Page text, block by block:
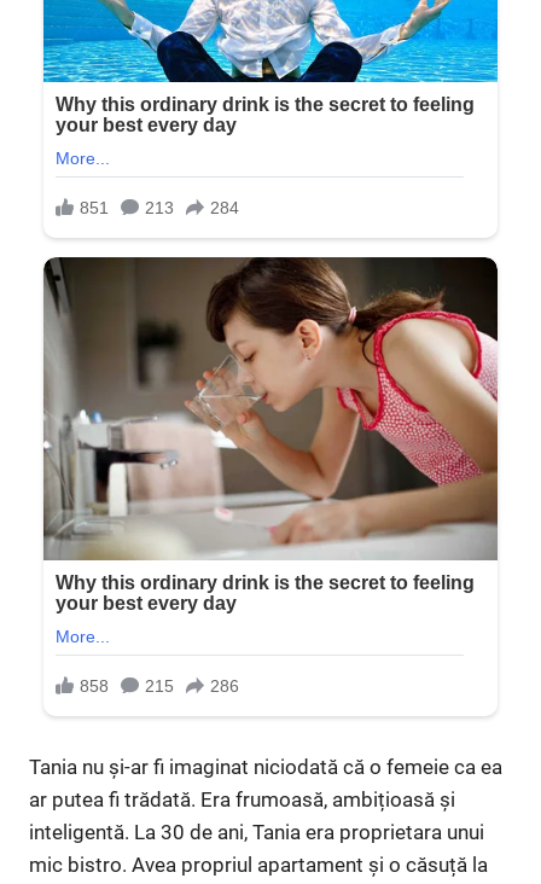
Tania nu și-ar fi imaginat niciodată că o femeie ca ea
ar putea fi trădată. Era frumoasă, ambițioasă și
inteligentă. La 30 de ani, Tania era proprietara unui
mic bistro. Avea propriul apartament și o căsuță la